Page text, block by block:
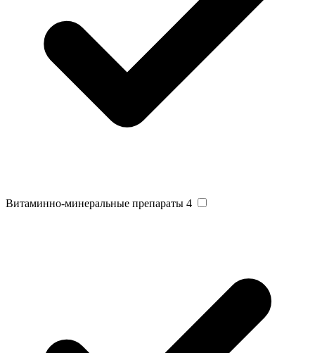
Витаминно-минеральные препараты 4